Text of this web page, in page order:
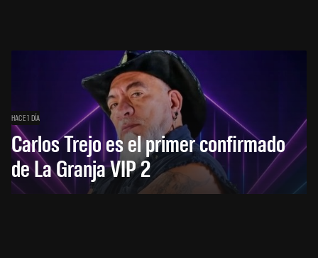
HACE 1 DÍA
Carlos Trejo es el primer confirmado
de La Granja VIP 2